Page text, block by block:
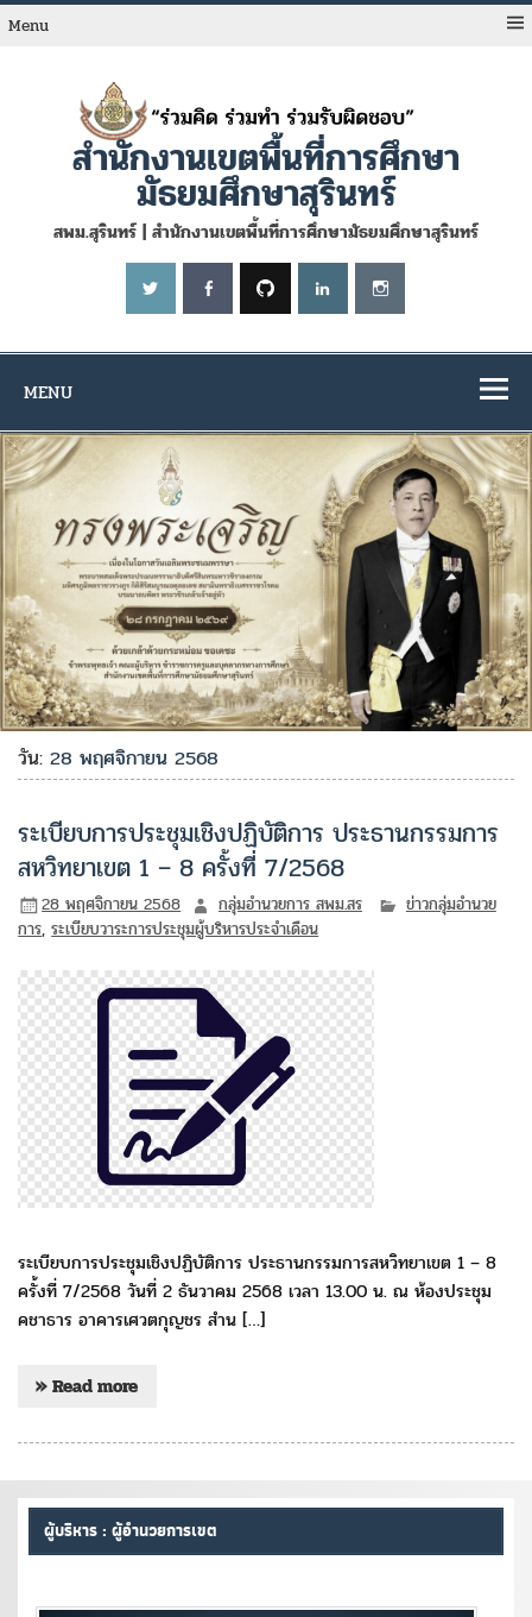
Skip
toMenu
สำนักงานเขตพื้นที่การศึกษา
มัธยมศึกษาสุรินทร์
สพม.สุรินทร์ | สำนักงานเขตพื้นที่การศึกษามัธยมศึกษาสุรินทร์
MENU
วัน:28 พฤศจิกายน 2568
ระเบียบการประชุมเชิงปฏิบัติการ ประธานกรรมการ
สหวิทยาเขต 1 – 8 ครั้งที่ 7/2568
28 พฤศจิกายน 2568 กลุ่มอำนวยการ สพม.สร
ข่าวกลุ่มอำนวย
การ,ระเบียบวาระการประชุมผู้บริหารประจำเดือน
ระเบียบการประชุมเชิงปฏิบัติการ ประธานกรรมการสหวิทยาเขต 1 – 8
ครั้งที่ 7/2568 วันที่ 2 ธันวาคม 2568 เวลา 13.00 น. ณ ห้องประชุม
คชาธาร อาคารเศวตกุญชร สำน […]
» Read more
ผู้บริหาร : ผู้อำนวยการเขต